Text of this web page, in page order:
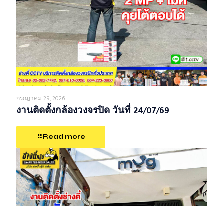
กรกฎาคม 29, 2026
งานติดตั้งกล้องวงจรปิด วันที่ 24/07/69
Read more